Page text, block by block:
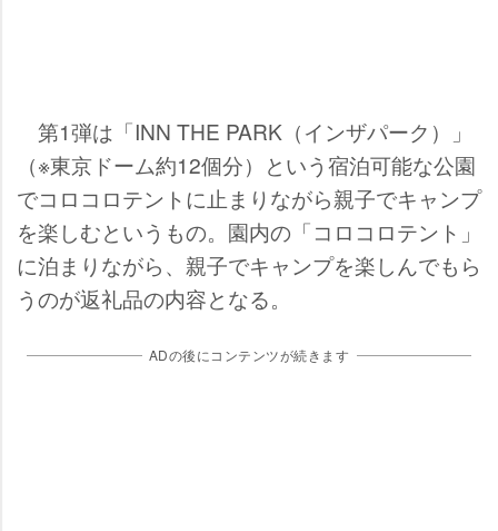
第1弾は「INN THE PARK（インザパーク）」
（※東京ドーム約12個分）という宿泊可能な公園
でコロコロテントに止まりながら親子でキャンプ
を楽しむというもの。園内の「コロコロテント」
に泊まりながら、親子でキャンプを楽しんでもら
うのが返礼品の内容となる。
ADの後にコンテンツが続きます